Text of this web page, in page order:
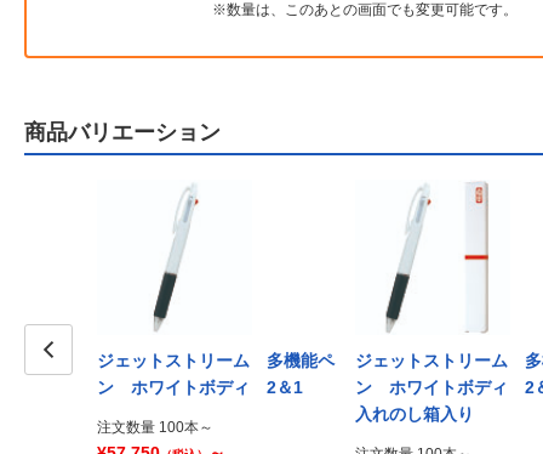
数量は、このあとの画面でも変更可能です。
商品バリエーション
ジェットストリーム 多機能ペ
ン ホワイトボディ 2＆1
注文数量 100本～
ジェットストリーム
ン ホワイトボディ 2
入れのし箱入り